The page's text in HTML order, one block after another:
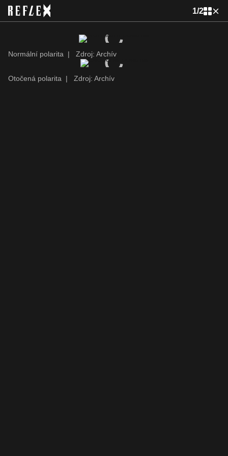
1/2
Normální polarita | Zdroj: Archív
Otočená polarita | Zdroj: Archív